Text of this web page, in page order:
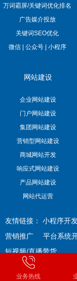
万词霸屏/关键词优化排名
广告媒介投放
关键词SEO优化
微信 | 公众号 | 小程序
网站建设
企业网站建设
门户网站建设
集团网站建设
营销型网站建设
商城网站开发
响应式网站建设
产品网站建设
网站代运营
友情链接： 小程序开
营销推广
平台系统
短视频/直播带货
业务热线